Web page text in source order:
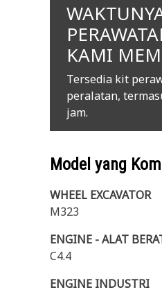
KAMI
Tersedia kit
peralatan,
jam.
Model yang
WHEEL EXCAVATOR
M323
ENGINE - ALAT
C4.4
ENGINE INDUSTRI